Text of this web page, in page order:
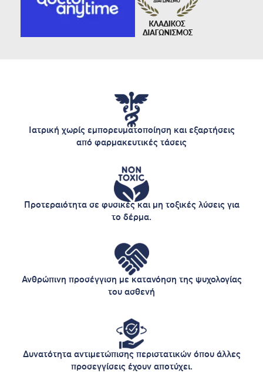
Ιατρική χωρίς εμπορευματοποίηση και εξαρτήσεις
από φαρμακευτικές τάσεις
Προτεραιότητα σε φυσικές και μη τοξικές λύσεις για
το δέρμα.
Ανθρώπινη προσέγγιση με κατανόηση της ψυχολογίας
του ασθενή
Δυνατότητα αντιμετώπισης περιστατικών όπου άλλες
προσεγγίσεις έχουν αποτύχει.